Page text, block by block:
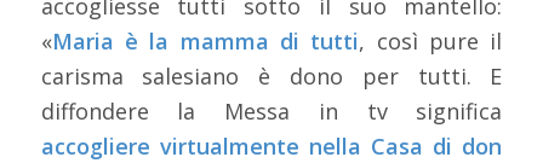
accogliesse tutti sotto il suo mantello:
«Maria è la mamma di tutti, così pure il
carisma salesiano è dono per tutti. E
diffondere la Messa in tv significa
accogliere virtualmente nella Casa di don